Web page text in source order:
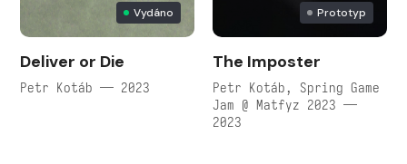
Vydáno
Deliver or Die
Petr Kotáb — 2023
Prototyp
The Imposter
Petr Kotáb, Spring Game
Jam @ Matfyz 2023 —
2023